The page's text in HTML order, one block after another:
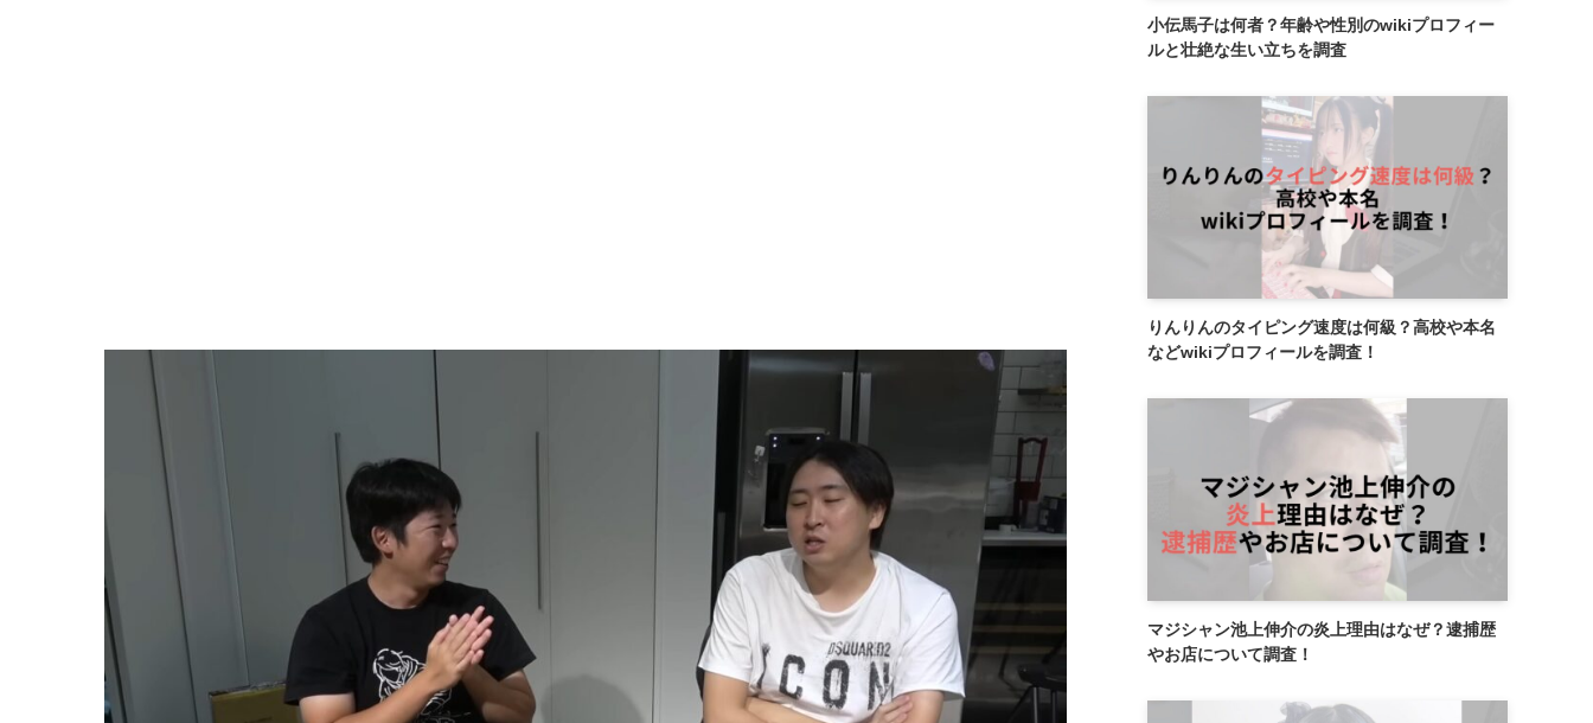
小伝馬子は何者？年齢や性別のwikiプロフィー
ルと壮絶な生い立ちを調査
りんりんのタイピング速度は何級？高校や本名
などwikiプロフィールを調査！
マジシャン池上伸介の炎上理由はなぜ？逮捕歴
やお店について調査！